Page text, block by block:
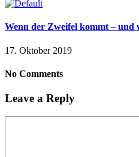
Wenn der Zweifel kommt – und
17. Oktober 2019
No Comments
Leave a Reply